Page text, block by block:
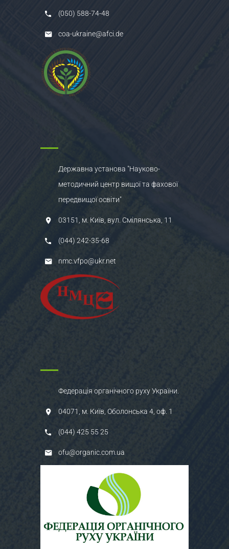
(050) 588-74-48
coa-ukraine@afci.de
Державна установа "Науково-
методичний центр вищої та фахової
передвищої освіти"
03151, м. Київ, вул. Смілянська, 11
(044) 242-35-68
nmc.vfpo@ukr.net
Федерація органічного руху України.
04071, м. Київ, Оболонська 4, оф. 1
(044) 425 55 25
ofu@organic.com.ua